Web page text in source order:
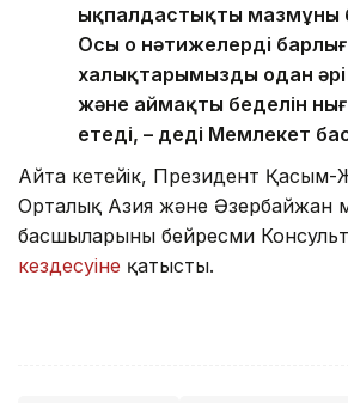
ықпалдастықтың мазмұны
Осы оң нәтижелердің
халықтарымызды одан
және аймақтың беделін
етеді, – деді Мемлекет
Айта кетейік, Президент
Орталық Азия және Әзербайжан
басшыларының бейресми
кездесуіне қатысты.